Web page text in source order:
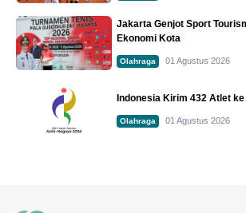
Jakarta Genjot Sport
Ekonomi Kota
Olahraga 01 Agustus 2026
Indonesia Kirim 432 Atlet
Olahraga 01 Agustus 2026